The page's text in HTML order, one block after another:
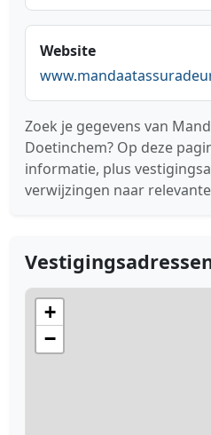
Website
Zoek je gegevens van
Doetinchem? Op deze
informatie, plus
verwijzingen naar
+
−